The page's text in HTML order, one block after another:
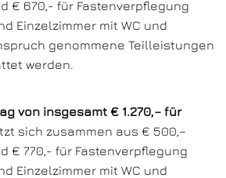
€ 670,- für Fastenverpflegung
Einzelzimmer mit WC und
genommene Teilleistungen
werden.
von insgesamt € 1.270,– für
sich zusammen aus € 500,–
€ 770,- für Fastenverpflegung
Einzelzimmer mit WC und